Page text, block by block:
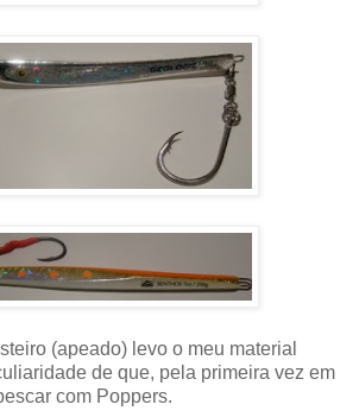
(apeado) levo o meu material
de que, pela primeira vez em
com Poppers.